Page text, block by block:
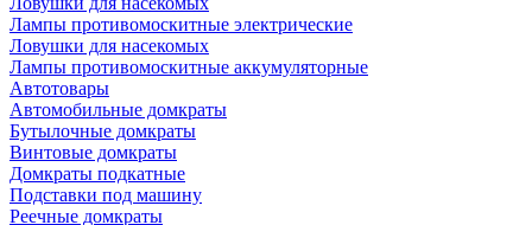
Лампы противомоскитные электрические
Ловушки для насекомых
Лампы противомоскитные аккумуляторные
Автотовары
Автомобильные домкраты
Бутылочные домкраты
Винтовые домкраты
Домкраты подкатные
Подставки под машину
Реечные домкраты